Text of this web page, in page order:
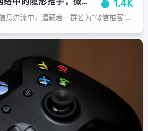
1.4K
，在社交网络编织的信息洪流中，潜藏着一群名为“微信推客”的隐形推手，他们并非官方营销号，而是以普通用户身份活跃于朋友圈、群聊的个体，通过精心策划的“用户体验”分享、熟人间的口碑推荐或带有诱惑力的“内部优惠”，他们在无形中引导...